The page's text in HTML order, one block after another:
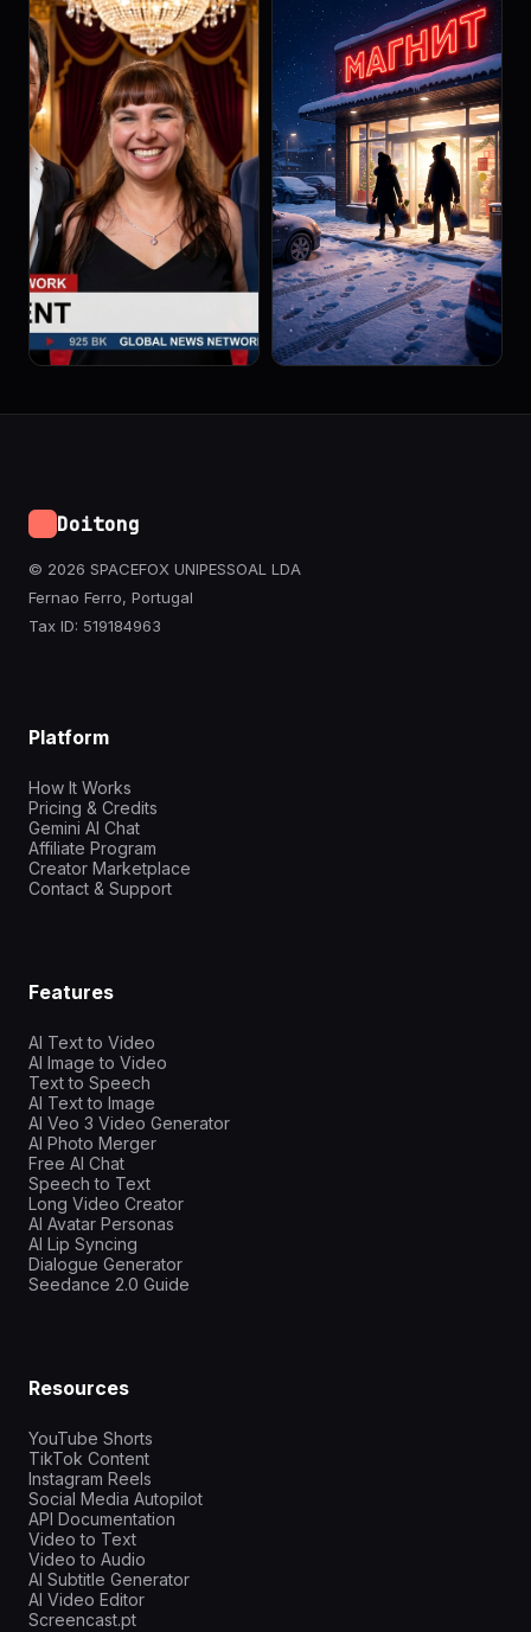
Doitong
© 2026 SPACEFOX UNIPESSOAL LDA
Fernao Ferro, Portugal
Tax ID: 519184963
Platform
How It Works
Pricing & Credits
Gemini AI Chat
Affiliate Program
Creator Marketplace
Contact & Support
Features
AI Text to Video
AI Image to Video
Text to Speech
AI Text to Image
AI Veo 3 Video Generator
AI Photo Merger
Free AI Chat
Speech to Text
Long Video Creator
AI Avatar Personas
AI Lip Syncing
Dialogue Generator
Seedance 2.0 Guide
Resources
YouTube Shorts
TikTok Content
Instagram Reels
Social Media Autopilot
API Documentation
Video to Text
Video to Audio
AI Subtitle Generator
AI Video Editor
Screencast.pt